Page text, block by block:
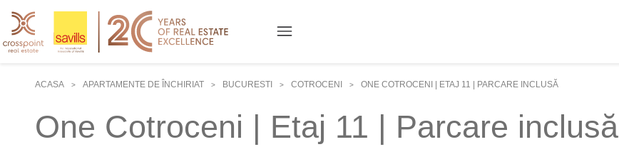
ACASA
> APARTAMENTE DE ÎNCHIRIAT > BUCURESTI > COTROCENI > ONE COTROCENI | ETAJ 11 | PARCARE INCLUSĂ
One Cotroceni | Etaj 11 | Parcare inclusă